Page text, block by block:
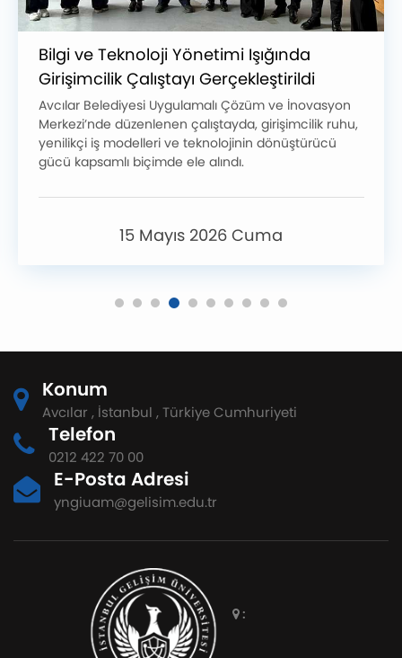
Bilgi ve Teknoloji Yönetimi Işığında
Girişimcilik Çalıştayı Gerçekleştirildi
Avcılar Belediyesi Uygulamalı Çözüm ve İnovasyon
Merkezi’nde düzenlenen çalıştayda, girişimcilik ruhu,
yenilikçi iş modelleri ve teknolojinin dönüştürücü
gücü kapsamlı biçimde ele alındı.
15 Mayıs 2026 Cuma
Konum
Avcılar , İstanbul , Türkiye Cumhuriyeti
Telefon
0212 422 70 00
E-Posta Adresi
yngiuam@gelisim.edu.tr
: